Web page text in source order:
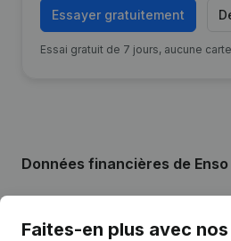
Essayer gratuitement
Essai gratuit de 7 jours, aucune
Données financières de Enso
Faites-en plus avec